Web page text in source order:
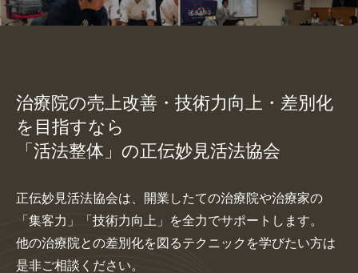
治療院の売上改善・技術力向上・差別化
を目指すなら
「活法整体」の正伝妙見活法協会
正伝妙見活法協会は、開業したての治療院や治療家の
「集客力」「技術力向上」を全力でサポートします。
他の治療院との差別化を図るテクニックを学びたい方は
是非ご相談ください。